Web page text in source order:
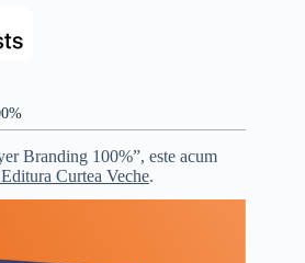
Branding 100%”, este acum
Curtea Veche.